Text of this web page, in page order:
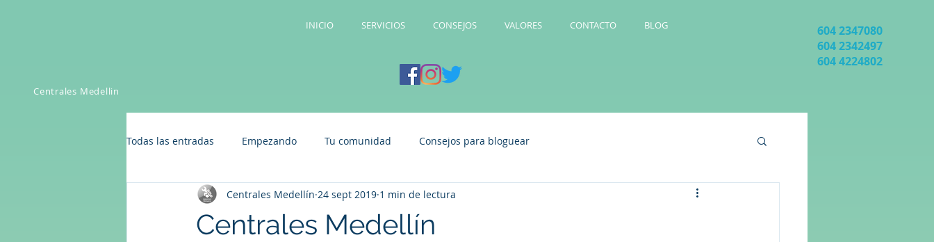
INICIO SERVICIOS CONSEJOS VALORES CONTACTO BLOG
604 2347080
604 2342497
604 4224802
Centrales Medellin
Todas las entradas Empezando Tu comunidad Consejos para bloguear
Centrales Medellín
Centrales Medellín 24 sept 2019 1 min de lectura